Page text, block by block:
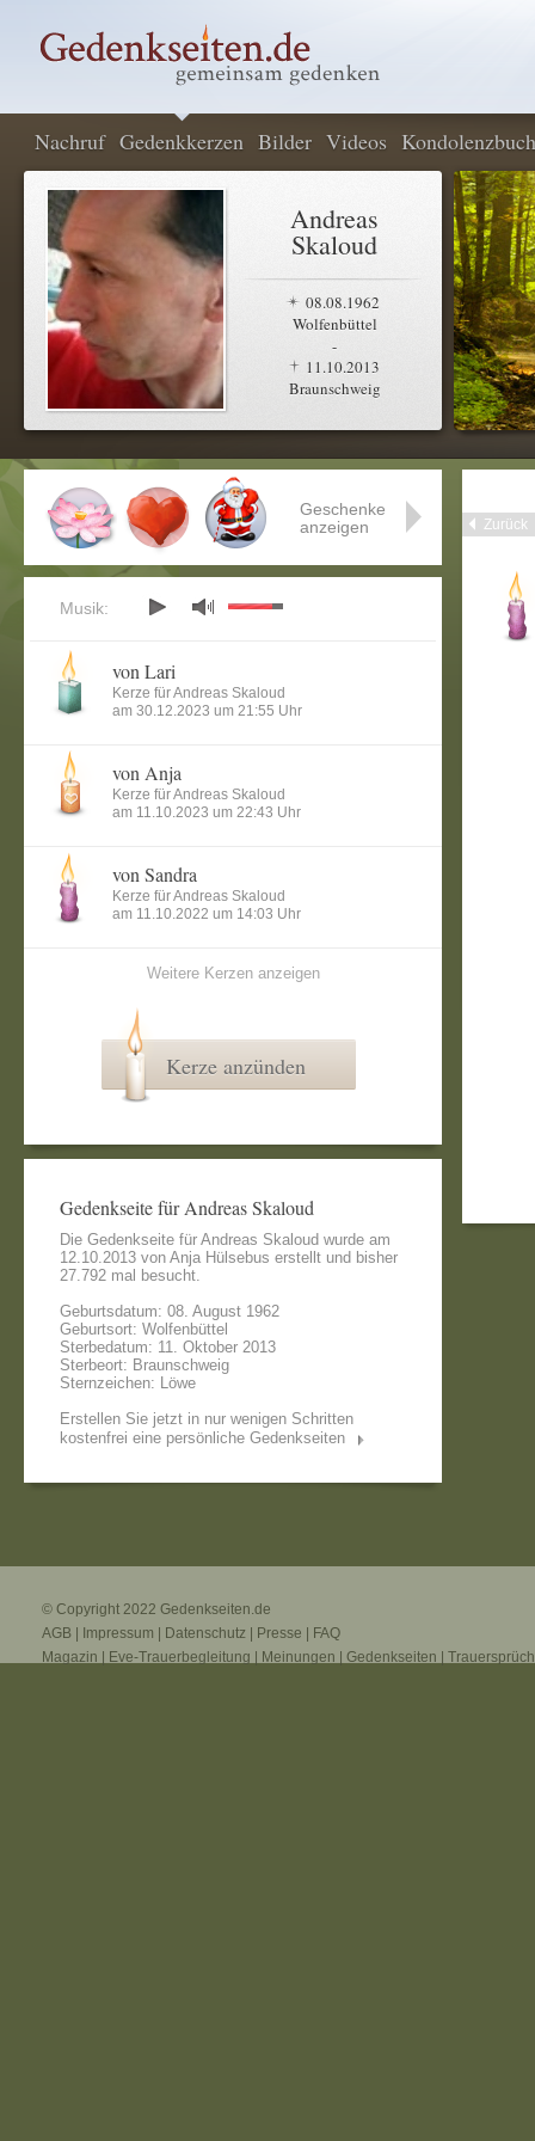
Nachruf Gedenkkerzen Bilder Videos Kondolenzbuch
Andreas
Skaloud
08.08.1962
Wolfenbüttel
-
11.10.2013
Braunschweig
Zurück
Geschenke
anzeigen
Musik:
von Lari
Kerze für Andreas Skaloud
am 30.12.2023 um 21:55 Uhr
von Anja
Kerze für Andreas Skaloud
am 11.10.2023 um 22:43 Uhr
von Sandra
Kerze für Andreas Skaloud
am 11.10.2022 um 14:03 Uhr
Weitere Kerzen anzeigen
Kerze anzünden
Gedenkseite für Andreas Skaloud
Die Gedenkseite für Andreas Skaloud wurde am
12.10.2013 von Anja Hülsebus erstellt und bisher
27.792 mal besucht.
Geburtsdatum: 08. August 1962
Geburtsort: Wolfenbüttel
Sterbedatum: 11. Oktober 2013
Sterbeort: Braunschweig
Sternzeichen: Löwe
Erstellen Sie jetzt in nur wenigen Schritten
kostenfrei eine persönliche Gedenkseiten
© Copyright 2022 Gedenkseiten.de
AGB
Impressum Datenschutz Presse
FAQ
Magazin
Eve-Trauerbegleitung Meinungen Gedenkseiten